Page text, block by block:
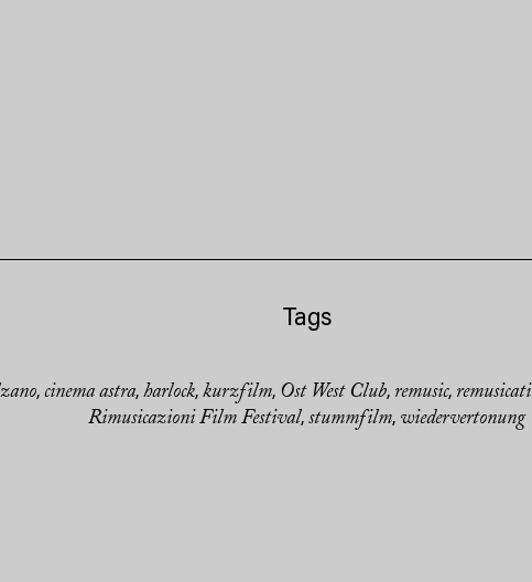
Tags
, cinema astra, harlock, kurzfilm, Ost West Club, remusic,
Rimusicazioni Film Festival, stummfilm, wiedervertonung